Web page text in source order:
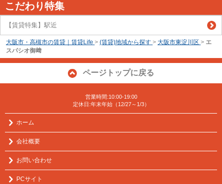
こだわり特集
【賃貸特集】駅近
大阪市・高槻市の賃貸｜賃貸Life > (賃貸)地域から探す > 大阪市東淀川区 > エ
スパシオ御﨑
ページトップに戻る
営業時間:10:00-19:00
定休日:年末年始（12/27～1/3）
ホーム
会社概要
お問い合わせ
PCサイト